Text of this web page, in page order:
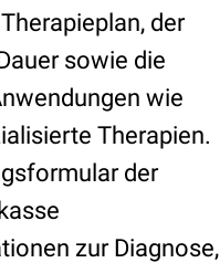
der
sowie die
wie
Therapien.
der
zur Diagnose,